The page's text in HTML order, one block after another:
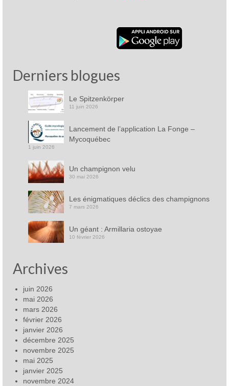
Derniers blogues
Le Spitzenkörper
11 juin 2026
Lancement de l’application La Fonge –
Mycoquébec
1 juin 2026
Un champignon velu
30 mai 2026
Les énigmatiques déclics des champignons
7 mars 2026
Un géant : Armillaria ostoyae
10 février 2026
Archives
juin 2026
mai 2026
mars 2026
février 2026
janvier 2026
décembre 2025
novembre 2025
mai 2025
janvier 2025
novembre 2024